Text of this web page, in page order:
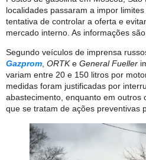
localidades passaram a impor
tentativa de controlar a oferta e
mercado interno. As informações
Segundo veículos de imprensa
Gazprom, ORTKe General Fueller
variam entre 20 e 150 litros por
medidas foram justificadas por
abastecimento, enquanto em outros
que se tratam de ações preventivas